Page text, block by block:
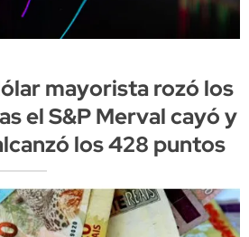
mayorista rozó los
el S&P Merval cayó y
los 428 puntos